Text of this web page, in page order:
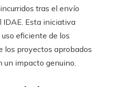
tras el envío
IDAE. Esta iniciativa
eficiente de los
los proyectos aprobados
impacto genuino.